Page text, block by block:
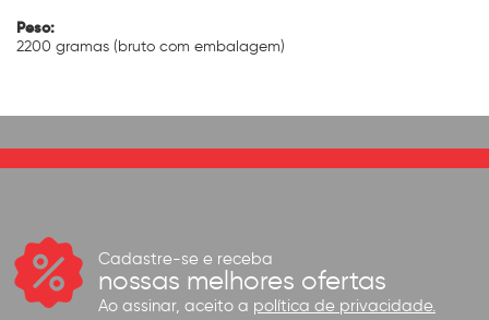
Peso:
2200 gramas (bruto com embalagem)
Cadastre-se e receba
nossas melhores ofertas
Ao assinar, aceito a política de privacidade.